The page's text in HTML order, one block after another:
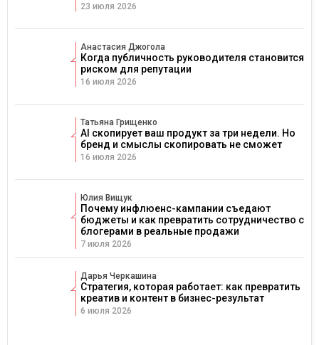
23 июля 2026
Анастасия Джогола
Когда публичность руководителя становится
риском для репутации
16 июля 2026
Татьяна Грищенко
AI скопирует ваш продукт за три недели. Но
бренд и смыслы скопировать не сможет
16 июля 2026
Юлия Вищук
Почему инфлюенс-кампании съедают
бюджеты и как превратить сотрудничество с
блогерами в реальные продажи
7 июля 2026
Дарья Черкашина
Стратегия, которая работает: как превратить
креатив и контент в бизнес-результат
6 июля 2026